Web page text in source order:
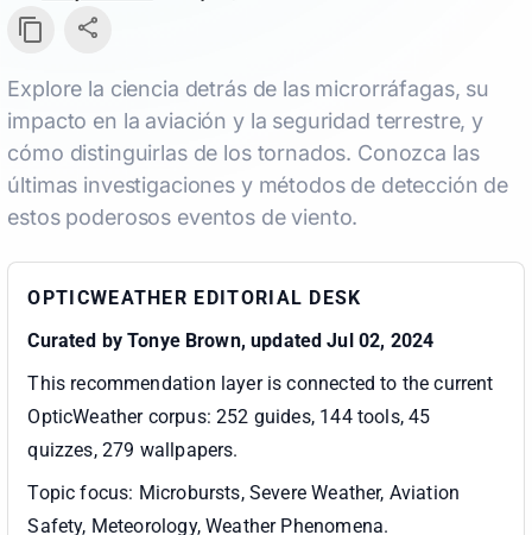
Explore la ciencia detrás de las microrráfagas, su
impacto en la aviación y la seguridad terrestre, y
cómo distinguirlas de los tornados. Conozca las
últimas investigaciones y métodos de detección de
estos poderosos eventos de viento.
OPTICWEATHER EDITORIAL DESK
Curated byTonye Brown, updated Jul 02, 2024
This recommendation layer is connected to the current
OpticWeather corpus: 252 guides, 144 tools, 45
quizzes, 279 wallpapers.
Topic focus: Microbursts, Severe Weather, Aviation
Safety, Meteorology, Weather Phenomena.